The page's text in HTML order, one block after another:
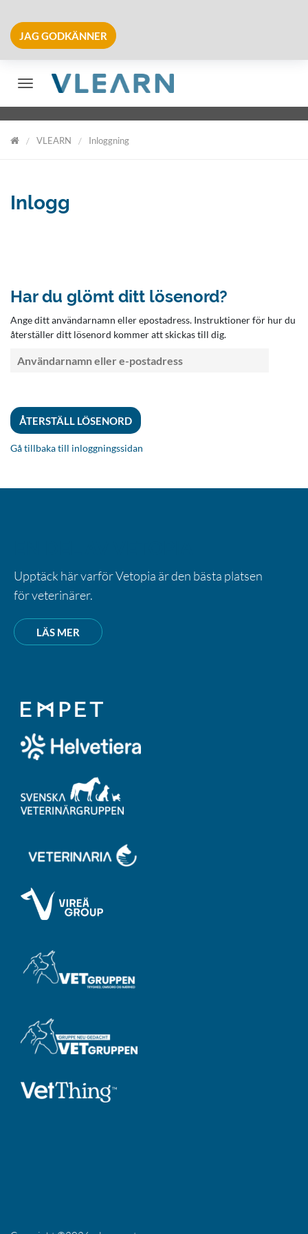
JAG GODKÄNNER
Växla navigering
VLEARN Inloggning
Inlogg
Har du glömt ditt lösenord?
Ange ditt användarnamn eller epostadress. Instruktioner för hur du
återställer ditt lösenord kommer att skickas till dig.
Gå tillbaka till inloggningssidan
Upptäck här varför Vetopia är den bästa platsen
för veterinärer.
LÄS MER